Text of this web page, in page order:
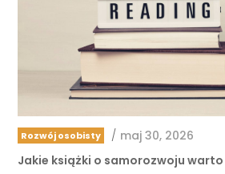
Rozwój osobisty / maj 30, 2026
Jakie książki o samorozwoju